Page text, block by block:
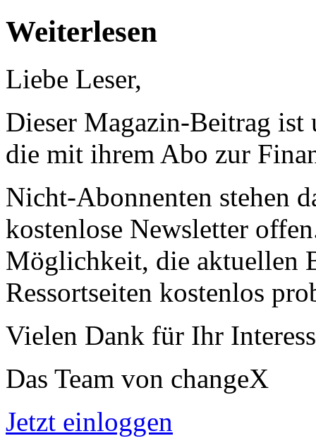
Weiterlesen
Liebe Leser,
Dieser Magazin-Beitrag ist
die mit ihrem Abo zur
Nicht-Abonnenten stehen
kostenlose Newsletter
Möglichkeit, die aktuellen
Ressortseiten kostenlos
Vielen Dank für Ihr
Das Team von changeX
Jetzt einloggen